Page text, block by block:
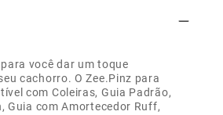
você dar um toque
cachorro. O Zee.Pinz para
com Coleiras, Guia Padrão,
Guia com Amortecedor Ruff,